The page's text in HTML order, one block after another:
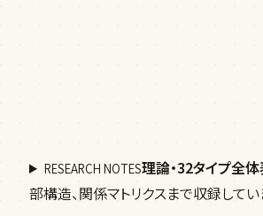
RESEARCH NOTES理論・32タイプ全
部構造、関係マトリクスまで収録してい